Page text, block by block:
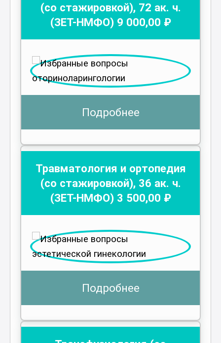
(со стажировкой), 72 ак. ч.
(ЗЕТ-НМФО) 9 000,00 ₽
Подробнее
Травматология и ортопедия
(со стажировкой), 36 ак. ч.
(ЗЕТ-НМФО) 3 500,00 ₽
Подробнее